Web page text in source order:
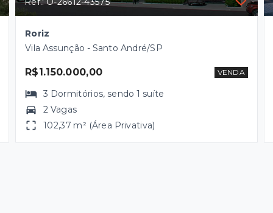
Roriz
Vila Assunção - Santo André/SP
R$1.150.000,00 VENDA
3 Dormitórios, sendo1 suíte
2 Vagas
102,37 m² (Área Privativa)